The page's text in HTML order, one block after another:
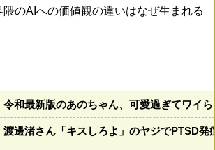
のAIへの価値観の違いはなぜ生まれる
令和最新版のあのちゃん、可愛過ぎてワイ
渡邊渚さん「キスしろよ」のヤジでPTSD